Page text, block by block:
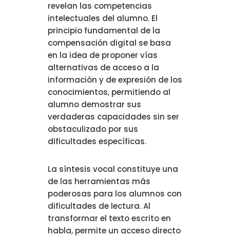
revelan las competencias
intelectuales del alumno. El
principio fundamental de la
compensación digital se basa
en la idea de proponer vías
alternativas de acceso a la
información y de expresión de los
conocimientos, permitiendo al
alumno demostrar sus
verdaderas capacidades sin ser
obstaculizado por sus
dificultades específicas.
La síntesis vocal constituye una
de las herramientas más
poderosas para los alumnos con
dificultades de lectura. Al
transformar el texto escrito en
habla, permite un acceso directo